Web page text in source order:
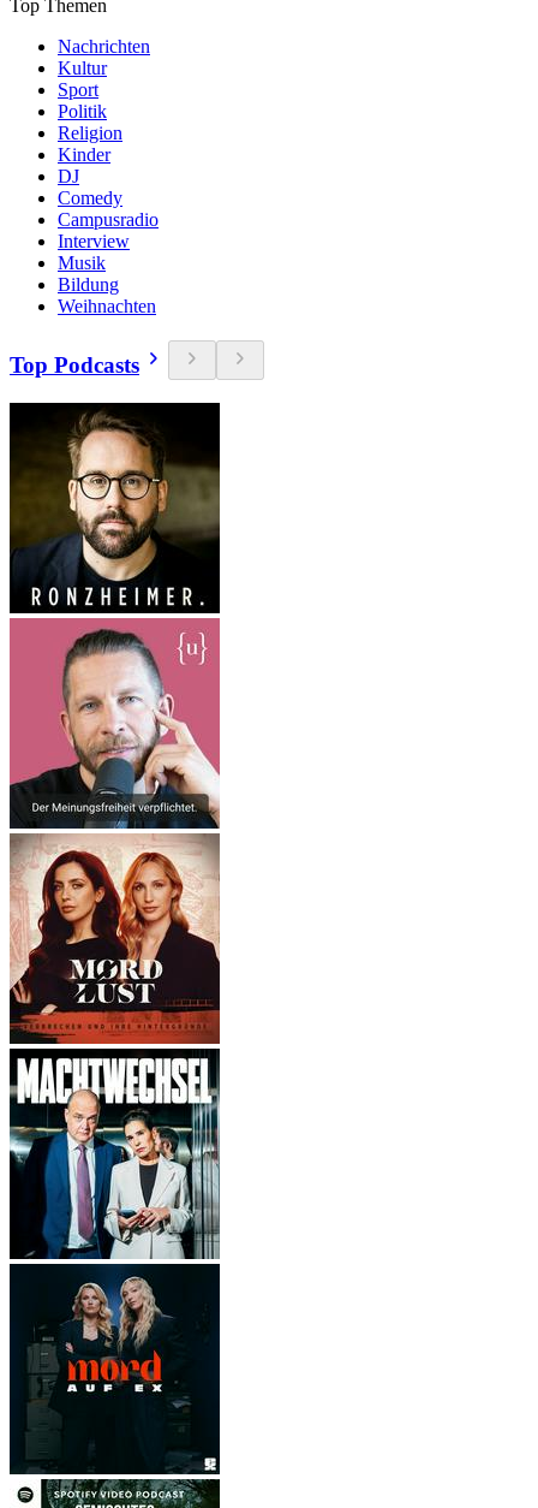
Top Themen
Nachrichten
Kultur
Sport
Politik
Religion
Kinder
DJ
Comedy
Campusradio
Interview
Musik
Bildung
Weihnachten
Top Podcasts